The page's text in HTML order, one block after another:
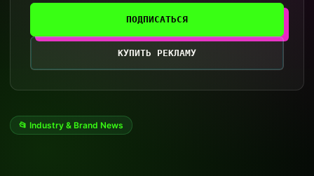
ПОДПИСАТЬСЯ
КУПИТЬ РЕКЛАМУ
📂 Industry & Brand News